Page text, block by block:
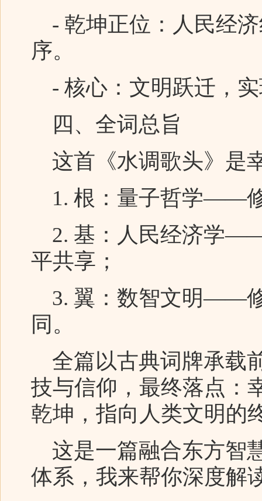
- 乾坤正位：人民经
序。
- 核心：文明跃迁，
四、全词总旨
这首《水调歌头》是
1. 根：量子哲学——
2. 基：人民经济学
平共享；
3. 翼：数智文明——
同。
全篇以古典词牌承载
技与信仰，最终落点：
乾坤，指向人类文明的
这是一篇融合东方智
体系，我来帮你深度解